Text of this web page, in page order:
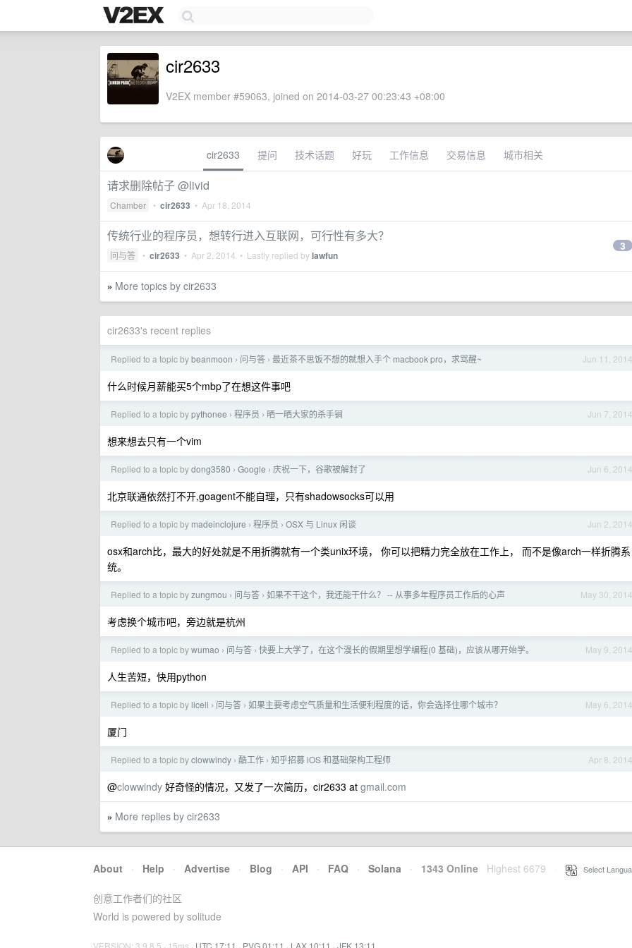
cir2633
V2EX member #59063, joined on 2014-03-27 00:23:43 +08:00
cir2633 提问 技术话题 好玩 工作信息 交易信息 城市相关
请求删除帖子 @livid
Chamber • cir2633 • Apr 18, 2014
传统行业的程序员，想转行进入互联网，可行性有多大？
问与答 • cir2633 • Apr 2, 2014 • Lastly replied bylawfun
3
» More topics by cir2633
cir2633's recent replies
Jun 11, 2014
Replied to a topic bybeanmoon › 问与答 › 最近茶不思饭不想的就想入手个 macbook pro，求骂醒~
什么时候月薪能买5个mbp了在想这件事吧
Jun 7, 2014
Replied to a topic bypythonee › 程序员 › 晒一晒大家的杀手锏
想来想去只有一个vim
Jun 6, 2014
Replied to a topic bydong3580 › Google › 庆祝一下，谷歌被解封了
北京联通依然打不开,goagent不能自理，只有shadowsocks可以用
Jun 2, 2014
Replied to a topic by madeinclojure › 程序员 › OSX 与 Linux 闲谈
osx和arch比，最大的好处就是不用折腾就有一个类unix环境， 你可以把精力完全放在工作上， 而不是像arch一样折腾系
统。
May 30, 2014
Replied to a topic byzungmou › 问与答 › 如果不干这个，我还能干什么？ -- 从事多年程序员工作后的心声
考虑换个城市吧，旁边就是杭州
May 9, 2014
Replied to a topic bywumao › 问与答 › 快要上大学了，在这个漫长的假期里想学编程(0 基础)，应该从哪开始学。
人生苦短，快用python
May 6, 2014
Replied to a topic by licell › 问与答 › 如果主要考虑空气质量和生活便利程度的话，你会选择住哪个城市？
厦门
Apr 8, 2014
Replied to a topic byclowwindy › 酷工作 › 知乎招募 iOS 和基础架构工程师
@clowwindy 好奇怪的情况，又发了一次简历，cir2633 at gmail.com
» More replies by cir2633
About · Help · Advertise · Blog · API · FAQ · Solana · 1343 Online Highest 6679 Select
创意工作者们的社区
World is powered by solitude
VERSION: 3.9.8.5 · 15ms · UTC 17:11 · PVG 01:11 · LAX 10:11 · JFK 13:11